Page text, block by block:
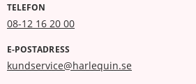
TELEFON
08-12 16 20 00
E-POSTADRESS
kundservice@harlequin.se